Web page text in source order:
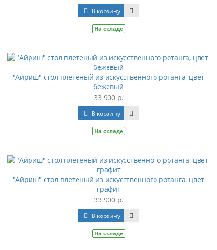
В корзину
На складе
"Айриш" стол плетеный из искусственного ротанга, цвет
бежевый
33 900 р.
В корзину
На складе
"Айриш" стол плетеный из искусственного ротанга, цвет
графит
33 900 р.
В корзину
На складе